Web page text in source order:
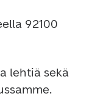
92100
lehtiä sekä